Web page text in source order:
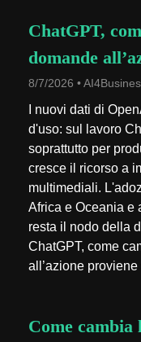
ChatGPT,
domande
8/7/2026 •
I nuovi dati di
d'uso: sul lavoro
soprattutto per
cresce il ricorso a
multimediali.
Africa e Oceania e
resta il nodo della
ChatGPT, come
all’azione
Come cambia